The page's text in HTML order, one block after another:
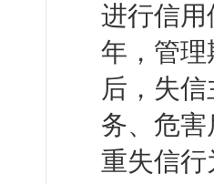
进行信
年，管理
后，失
务、危
重失信